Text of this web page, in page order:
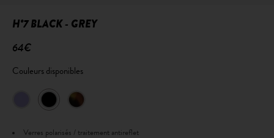
H°7 BLACK - GREY
64€
Couleurs disponibles
Verres polarisés / traitement antireflet